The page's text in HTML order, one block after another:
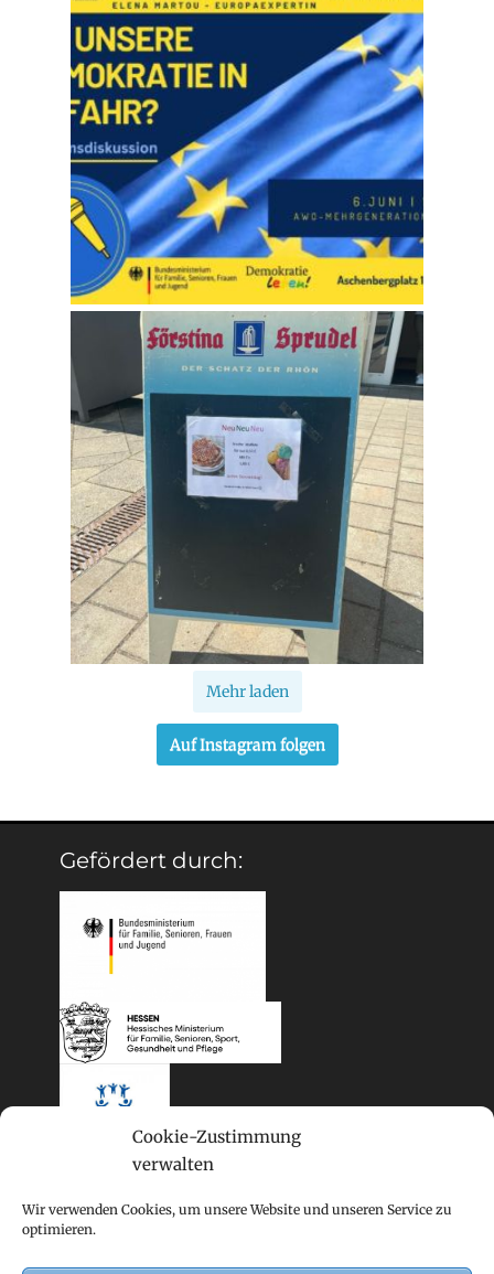
Cookie-Zustimmung
verwalten
Wir verwenden Cookies, um unsere Website und unseren Service zu
optimieren.
Mehr laden
Auf Instagram folgen
Gefördert durch: